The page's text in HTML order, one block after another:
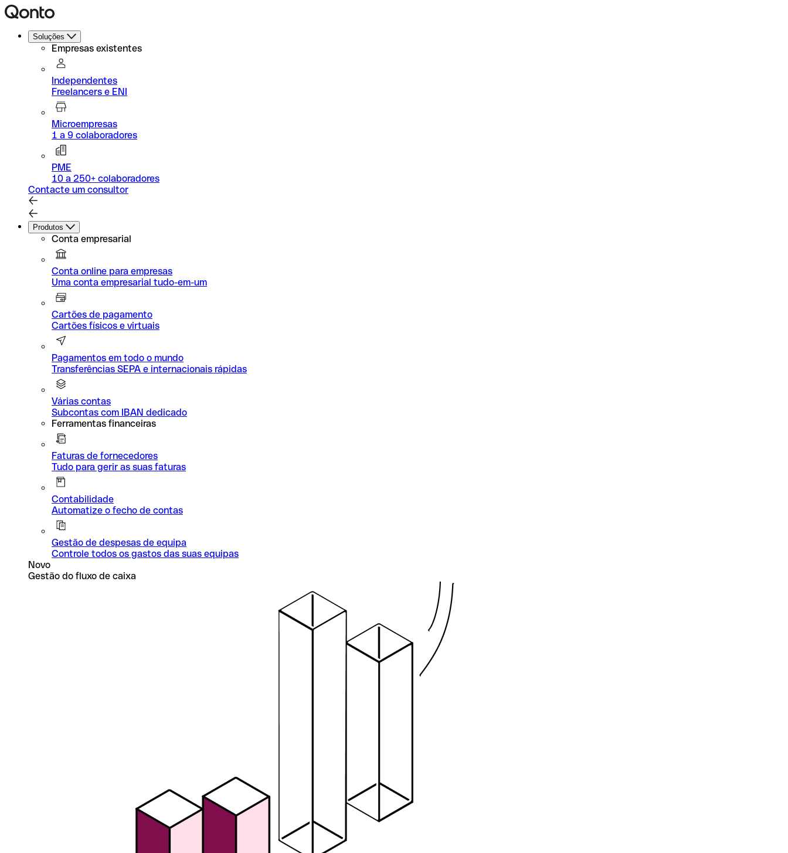
Soluções
Empresas existentes
Independentes
Freelancers e ENI
Microempresas
1 a 9 colaboradores
PME
10 a 250+ colaboradores
Contacte um consultor
Produtos
Conta empresarial
Conta online para empresas
Uma conta empresarial tudo-em-um
Cartões de pagamento
Cartões físicos e virtuais
Pagamentos em todo o mundo
Transferências SEPA e internacionais rápidas
Várias contas
Subcontas com IBAN dedicado
Ferramentas financeiras
Faturas de fornecedores
Tudo para gerir as suas faturas
Contabilidade
Automatize o fecho de contas
Gestão de despesas de equipa
Controle todos os gastos das suas equipas
Novo
Gestão do fluxo de caixa